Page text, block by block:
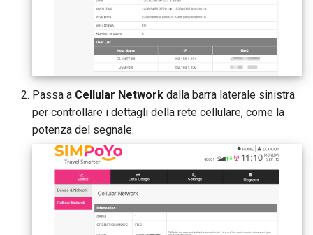
Passa a Cellular Network dalla barra laterale sinistra
per controllare i dettagli della rete cellulare, come la
potenza del segnale.